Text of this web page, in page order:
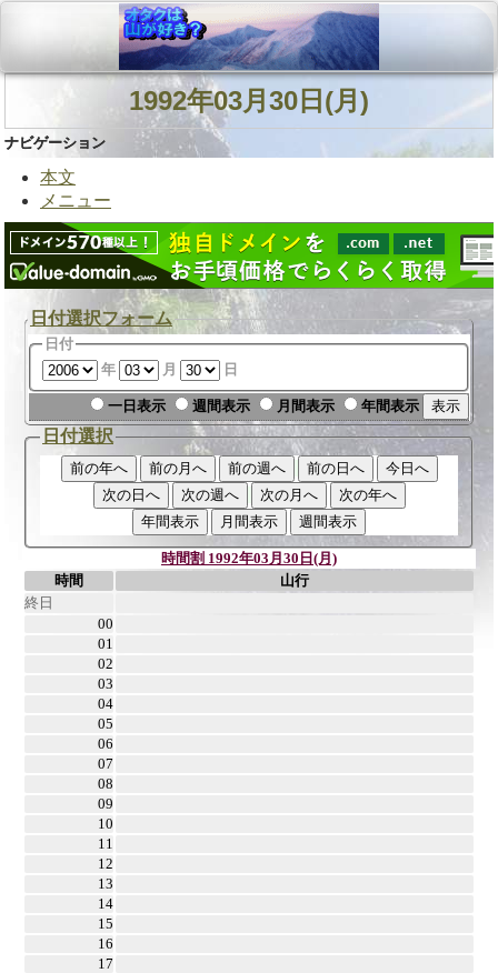
1992年03月30日(月)
ナビゲーション
本文
メニュー
日付選択フォーム
日付
年
月 日
一日表示 週間表示 月間表示 年間表示
日付選択
時間割 1992年03月30日(月)
時間
山行
終日
00
01
02
03
04
05
06
07
08
09
10
11
12
13
14
15
16
17